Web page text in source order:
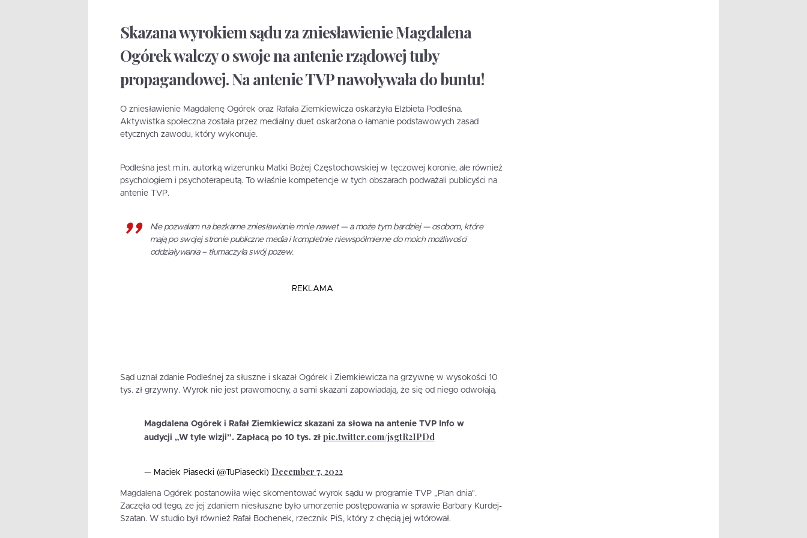
Skazana wyrokiem sądu za zniesławienie Magdalena
Ogórek walczy o swoje na antenie rządowej tuby
propagandowej. Na antenie TVP nawoływała do buntu!
O zniesławienie Magdalenę Ogórek oraz Rafała Ziemkiewicza oskarżyła Elżbieta Podleśna.
Aktywistka społeczna została przez medialny duet oskarżona o łamanie podstawowych zasad
etycznych zawodu, który wykonuje.
Podleśna jest m.in. autorką wizerunku Matki Bożej Częstochowskiej w tęczowej koronie, ale również
psychologiem i psychoterapeutą. To właśnie kompetencje w tych obszarach podważali publicyści na
antenie TVP.
Nie pozwalam na bezkarne zniesławianie mnie nawet — a może tym bardziej — osobom, które
mają po swojej stronie publiczne media i kompletnie niewspółmierne do moich możliwości
oddziaływania – tłumaczyła swój pozew.
REKLAMA
Sąd uznał zdanie Podleśnej za słuszne i skazał Ogórek i Ziemkiewicza na grzywnę w wysokości 10
tys. zł grzywny. Wyrok nie jest prawomocny, a sami skazani zapowiadają, że się od niego odwołają.
Magdalena Ogórek i Rafał Ziemkiewicz skazani za słowa na antenie TVP Info w
audycji „W tyle wizji”. Zapłacą po 10 tys. zł pic.twitter.com/jsgtR2IPDd
— Maciek Piasecki (@TuPiasecki) December 7, 2022
Magdalena Ogórek postanowiła więc skomentować wyrok sądu w programie TVP „Plan dnia”.
Zaczęła od tego, że jej zdaniem niesłuszne było umorzenie postępowania w sprawie Barbary Kurdej-
Szatan. W studio był również Rafał Bochenek, rzecznik PiS, który z chęcią jej wtórował.